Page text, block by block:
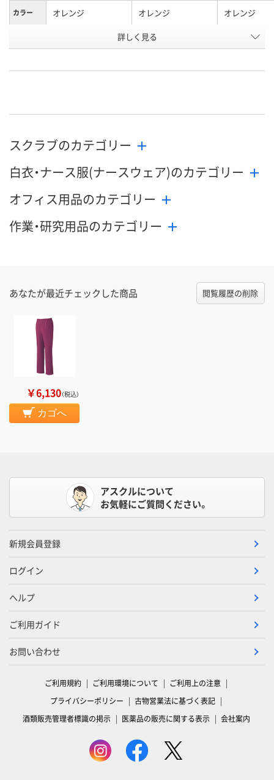
カラー オレンジ オレンジ オレンジ
4L
号
お届け日 9月2日（水）まで 9月2日（水）まで 9月2日（水）
数量
カゴへ
数量
カゴへ カ
詳しく見る
スクラブのカテゴリー
白衣・ナース服(ナースウェア)のカテゴリー
オフィス用品のカテゴリー
作業・研究用品のカテゴリー
あなたが最近チェックした商品 閲覧履歴の削除
￥6,130（税込）
カゴへ
アスクルについて
お気軽にご質問ください。
新規会員登録
ログイン
ヘルプ
ご利用ガイド
お問い合わせ
ご利用規約 ご利用環境について
ご利用上の注意
プライバシーポリシー
古物営業法に基づく表記
酒類販売管理者標識の掲示
医薬品の販売に関する表示 会社案内